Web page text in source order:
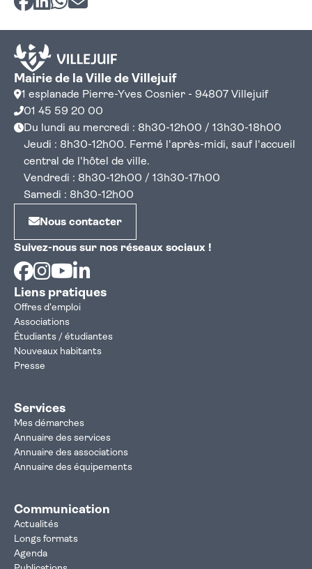
Mairie de la Ville de Villejuif
1 esplanade Pierre-Yves Cosnier - 94807 Villejuif
01 45 59 20 00
Du lundi au mercredi : 8h30-12h00 / 13h30-18h00
Jeudi : 8h30-12h00. Fermé l'après-midi, sauf l'accueil
central de l'hôtel de ville.
Vendredi : 8h30-12h00 / 13h30-17h00
Samedi : 8h30-12h00
Nous contacter
Suivez-nous sur nos réseaux sociaux !
Facebook
Instagram
Youtube
Liens pratiques
Offres d'emploi
Associations
Étudiants / étudiantes
Nouveaux habitants
Presse
Services
Mes démarches
Annuaire des services
Annuaire des associations
Annuaire des équipements
Communication
Actualités
Longs formats
Agenda